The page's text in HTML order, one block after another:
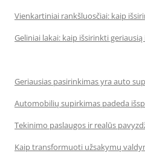
Vienkartiniai rankšluosčiai: kaip
Geliniai lakai: kaip išsirinkti
Geriausias pasirinkimas yra auto
Automobilių supirkimas padeda
Tekinimo paslaugos ir realūs
Kaip transformuoti užsakymų